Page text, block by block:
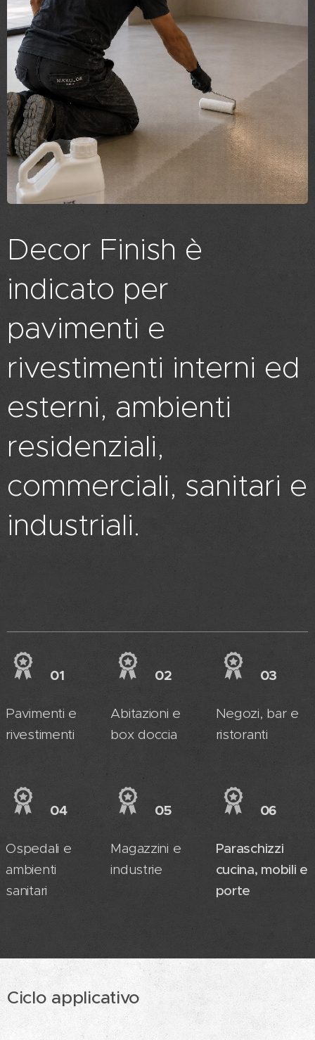
Decor Finish è
indicato per
pavimenti e
rivestimenti interni ed
esterni, ambienti
residenziali,
commerciali, sanitari e
industriali.
01
Pavimenti e
rivestimenti
02
Abitazioni e
box doccia
03
Negozi, bar e
ristoranti
04
Ospedali e
ambienti
sanitari
05
Magazzini e
industrie
06
Paraschizzi
cucina, mobili e
porte
Ciclo applicativo